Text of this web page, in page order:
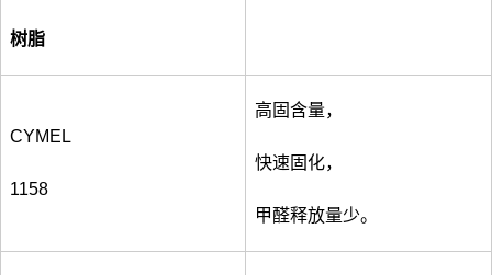
树脂
CYMEL
1158
高固含量，
快速固化，
甲醛释放量少。